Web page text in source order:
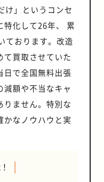
荷室空間と使い勝手の良
が最大の特長です。 フラ
ラゲッジスペースは、大
もちろん、車中泊やアウ
しむためのカスタムベー
日産の技術を投入したエ
ガソリン車の「QG18DE
ーゼル車の「YD22DD
重視しており、タフな走
設計が施されています。
商用車ではなく、多様な
ン代を節約できる ハイブ
、ガソリンエンジンと電
するときや低速走行をする
ガソリンを多く使いがち
ーターがサポートするた
費を抑えられます。 走行
スタイル・車種により異
、ガソリン車と比較して
傾向にあるため、燃料代を
ることが可能です。 税金
量税で優遇措置がある 多
をクリアしているクルマを
減税制度により、税負担
塗装の
が発生する ・再塗装
い場合はパネル交換 対処
早いほど、クルマのダメ
限におさえられます。 鳥
着した時の正しい除去方
除けば塗装へのダメージ
。除去の際にもっとも重
絶対に擦り取らないこと
ざっている可能性があ
す。正しい除去方法につ
みていきましょう。 付着
よるズレ クルマのドアに
、すき間ができて雨水が
とがあります。ズレが生
によるドアやフレームの
ーツの
、緩み ドアの開閉が
できない、閉まりにくい
、ドアがズレているかも
定方法 ドア本体の
け、ヒンジ（蝶番の部
閉してみて、閉めた際に
や「引っかかり」がある際
害（地震・噴火・津波を
火災、盗難、当て逃げなど
も補償対象とすることが
任意保険の基本的な補償
賠償保険や対物賠償保険
手に与えた損害に対する
のに対し、車両保険は自
への補償である点が異な
合は、受け取った保険金
費用に充てることもでき
険の補償内容 車両保
なります。各タイプの一
処法 ・電装系の修理費用
的なトラブルのひとつで
ン始動に必要なバッテリ
すらできなくなってしま
こでは、バッテリー周り
ちなトラブルの原因と、
法について詳しく見てい
。 考えられる原因 バッ
ブルの最も一般的な原因
がり」です。室内灯やヘ
け」というコンセ
特化して26年、 累
ております。改造
て買取させていた
日で全国無料出張
額や不当なキャ
りません。特別な
かなノウハウと実